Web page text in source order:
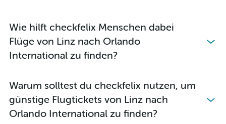
Wie hilft checkfelix Menschen dabei
Flüge von Linz nach Orlando
International zu finden?
Warum solltest du checkfelix nutzen, um
günstige Flugtickets von Linz nach
Orlando International zu finden?